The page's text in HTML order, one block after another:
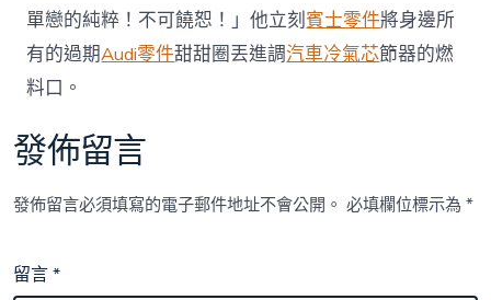
單戀的純粹！不可饒恕！」他立刻賓士零件將身邊所
有的過期Audi零件甜甜圈丟進調汽車冷氣芯節器的燃
料口。
發佈留言
發佈留言必須填寫的電子郵件地址不會公開。 必填欄位標示為*
留言*